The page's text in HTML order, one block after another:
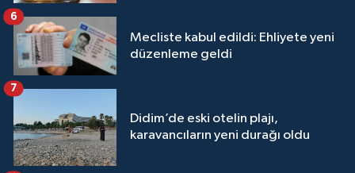
Mecliste kabul edildi: Ehliyete yeni
düzenleme geldi
6
Didim’de eski otelin plajı,
karavancıların yeni durağı oldu
7